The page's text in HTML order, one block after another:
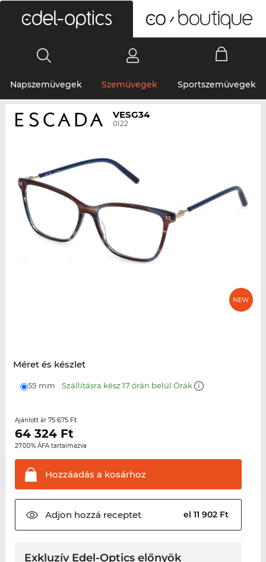
Napszemüvegek Szemüvegek Sportszemüvegek
VESG34
0I22
Méret és készlet
55 mm Szállításra kész 17 órán belül Órák
Ajánlott ár 75 675 Ft
64 324Ft
27.00% ÁFA tartalmazva
Hozzáadás a kosárhoz
Adjon hozzá receptet el 11 902 Ft
Exkluzív Edel-Optics előnyök